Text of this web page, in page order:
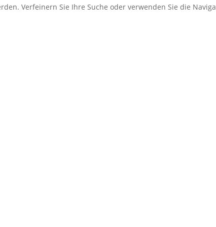
Verfeinern Sie Ihre Suche oder verwenden Sie die